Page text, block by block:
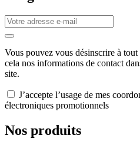
Vous pouvez vous désinscrire à
cela nos informations de contact
site.
J’accepte l’usage de mes
électroniques promotionnels
Nos produits